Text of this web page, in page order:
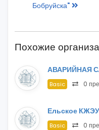
Бобруйска"
Похожие
АВАРИЙНАЯ
Basic 0
Ельское
Basic 0